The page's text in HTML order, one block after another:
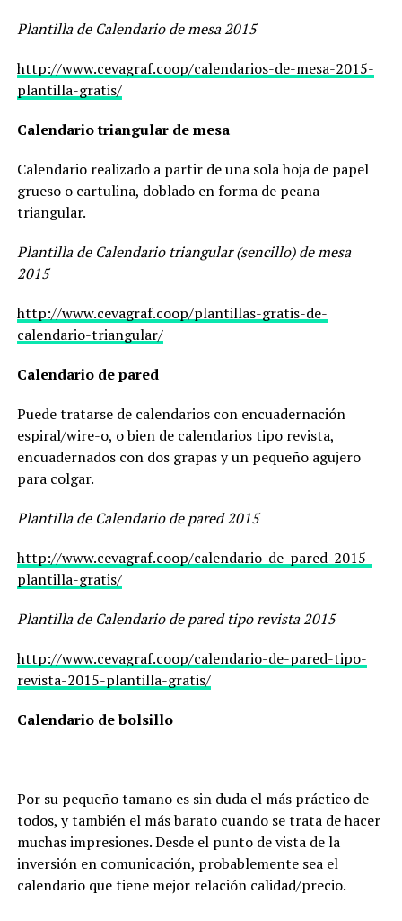
Plantilla de Calendario de mesa 2015
http://www.cevagraf.coop/calendarios-de-mesa-2015-
plantilla-gratis/
Calendario triangular de mesa
Calendario realizado a partir de una sola hoja de papel
grueso o cartulina, doblado en forma de peana
triangular.
Plantilla de Calendario triangular (sencillo) de mesa
2015
http://www.cevagraf.coop/plantillas-gratis-de-
calendario-triangular/
Calendario de pared
Puede tratarse de calendarios con encuadernación
espiral/wire-o, o bien de calendarios tipo revista,
encuadernados con dos grapas y un pequeño agujero
para colgar.
Plantilla de Calendario de pared 2015
http://www.cevagraf.coop/calendario-de-pared-2015-
plantilla-gratis/
Plantilla de Calendario de pared tipo revista 2015
http://www.cevagraf.coop/calendario-de-pared-tipo-
revista-2015-plantilla-gratis/
Calendario de bolsillo
Por su pequeño tamano es sin duda el más práctico de
todos, y también el más barato cuando se trata de hacer
muchas impresiones. Desde el punto de vista de la
inversión en comunicación, probablemente sea el
calendario que tiene mejor relación calidad/precio.